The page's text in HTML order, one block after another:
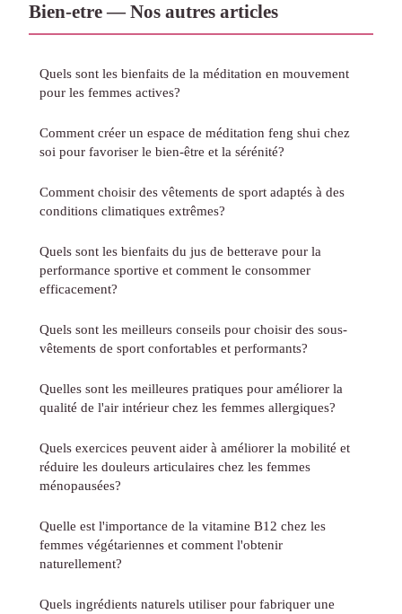
Bien-etre — Nos autres articles
Quels sont les bienfaits de la méditation en mouvement
pour les femmes actives?
Comment créer un espace de méditation feng shui chez
soi pour favoriser le bien-être et la sérénité?
Comment choisir des vêtements de sport adaptés à des
conditions climatiques extrêmes?
Quels sont les bienfaits du jus de betterave pour la
performance sportive et comment le consommer
efficacement?
Quels sont les meilleurs conseils pour choisir des sous-
vêtements de sport confortables et performants?
Quelles sont les meilleures pratiques pour améliorer la
qualité de l'air intérieur chez les femmes allergiques?
Quels exercices peuvent aider à améliorer la mobilité et
réduire les douleurs articulaires chez les femmes
ménopausées?
Quelle est l'importance de la vitamine B12 chez les
femmes végétariennes et comment l'obtenir
naturellement?
Quels ingrédients naturels utiliser pour fabriquer une